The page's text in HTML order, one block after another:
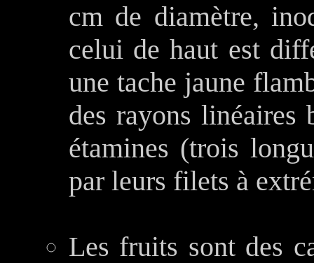
cm de diamètre,
celui de haut est
une tache jaune
des rayons
étamines (trois
par leurs filets à
Les fruits sont des